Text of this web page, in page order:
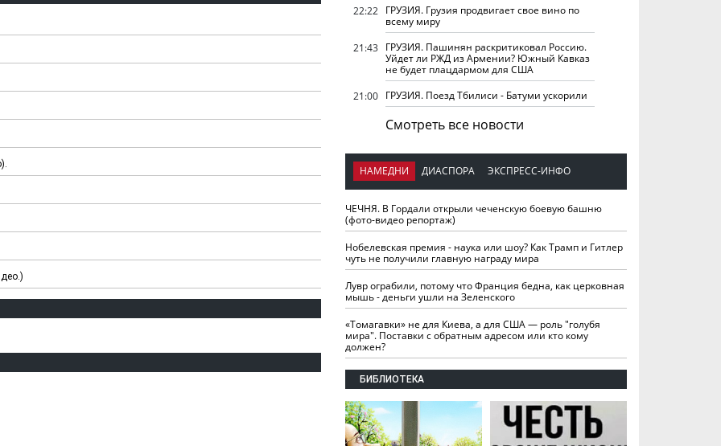
22:22 ГРУЗИЯ. Грузия продвигает свое вино по
всему миру
21:43 ГРУЗИЯ. Пашинян раскритиковал Россию.
Уйдет ли РЖД из Армении? Южный Кавказ
не будет плацдармом для США
21:00 ГРУЗИЯ. Поезд Тбилиси - Батуми ускорили
Смотреть все новости
НАМЕДНИ ДИАСПОРА ЭКСПРЕСС-ИНФО
ЧЕЧНЯ. В Гордали открыли чеченскую боевую башню
(фото-видео репортаж)
Нобелевская премия - наука или шоу? Как Трамп и Гитлер
чуть не получили главную награду мира
Лувр ограбили, потому что Франция бедна, как церковная
мышь - деньги ушли на Зеленского
«Томагавки» не для Киева, а для США — роль "голубя
мира". Поставки с обратным адресом или кто кому
должен?
БИБЛИОТЕКА